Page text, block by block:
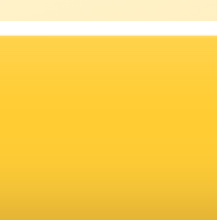
tokens populares.